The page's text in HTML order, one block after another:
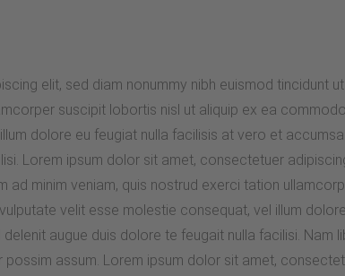
elit, sed diam nonummy nibh euismod tincidunt
suscipit lobortis nisl ut aliquip ex ea
dolore eu feugiat nulla facilisis at vero et
Lorem ipsum dolor sit amet, consectetuer
ad minim veniam, quis nostrud exerci tation
velit esse molestie consequat, vel illum
augue duis dolore te feugait nulla facilisi.
assum. Lorem ipsum dolor sit amet,